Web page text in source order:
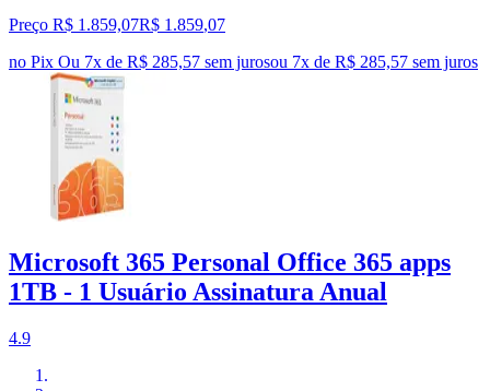
Preço R$ 1.859,07R$ 1.859,07
no Pix Ou 7x de R$ 285,57 sem jurosou 7x de R$ 285,57 sem juros
Microsoft 365 Personal Office 365 apps
1TB - 1 Usuário Assinatura Anual
4.9